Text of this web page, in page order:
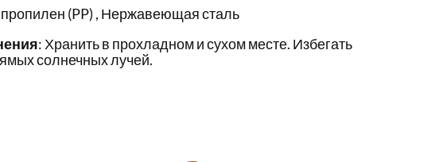
(PP) , Нержавеющая сталь
: Хранить в прохладном и сухом месте. Избегать
солнечных лучей.